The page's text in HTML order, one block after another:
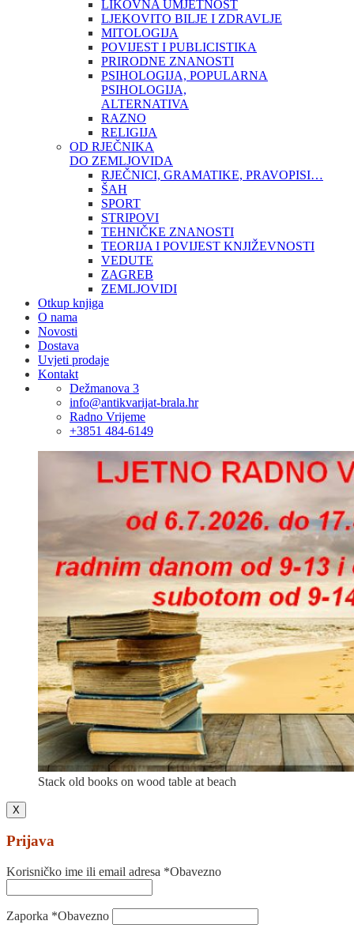
LIKOVNA UMJETNOST
LJEKOVITO BILJE I ZDRAVLJE
MITOLOGIJA
POVIJEST I PUBLICISTIKA
PRIRODNE ZNANOSTI
PSIHOLOGIJA, POPULARNA
PSIHOLOGIJA,
ALTERNATIVA
RAZNO
RELIGIJA
OD RJEČNIKA
DO ZEMLJOVIDA
RJEČNICI, GRAMATIKE, PRAVOPISI…
ŠAH
SPORT
STRIPOVI
TEHNIČKE ZNANOSTI
TEORIJA I POVIJEST KNJIŽEVNOSTI
VEDUTE
ZAGREB
ZEMLJOVIDI
Otkup knjiga
O nama
Novosti
Dostava
Uvjeti prodaje
Kontakt
Dežmanova 3
info@antikvarijat-brala.hr
Radno Vrijeme
+3851 484-6149
Stack old books on wood table at beach
X
Prijava
Korisničko ime ili email adresa *Obavezno
Zaporka *Obavezno